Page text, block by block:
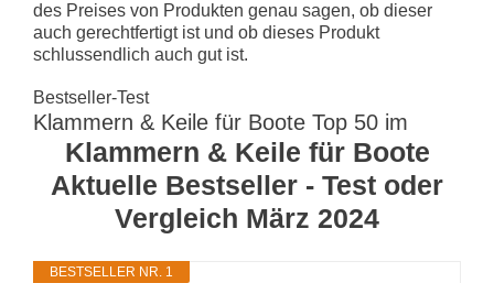
des Preises von Produkten genau sagen, ob dieser
auch gerechtfertigt ist und ob dieses Produkt
schlussendlich auch gut ist.
Bestseller-Test
Klammern & Keile für Boote Top 50 im
Klammern & Keile für Boote
Aktuelle Bestseller - Test oder
Vergleich März 2024
BESTSELLER NR. 1